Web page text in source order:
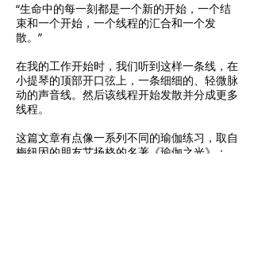
“生命中的每一刻都是一个新的开始，一个结
束和一个开始，一个线程的汇合和一个发
散。”
在我的工作开始时，我们听到这样一条线，在
小提琴的顶部开口弦上，一条细细的、轻微脉
动的声音线。然后该线程开始发散并分成更多
线程。
这篇文章有点像一系列不同的瑜伽练习，取自
梅纽因的朋友艾扬格的名著《瑜伽之光》：